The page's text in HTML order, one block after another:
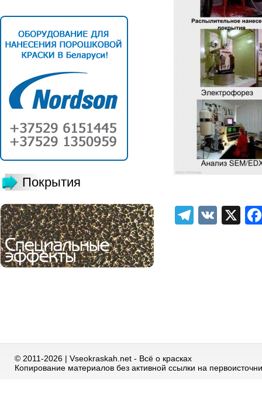
Покрытия
VK X
© 2011-2026 | Vseokraskah.net - Всё о красках
Копирование материалов без активной ссылки на